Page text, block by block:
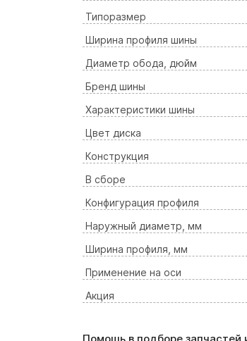
Типоразмер
Ширина профиля шины
Диаметр обода, дюйм
Бренд шины
Характеристики шины
Цвет диска
Конструкция
В сборе
Конфигурация профиля
Наружный диаметр, мм
Ширина профиля, мм
Применение на оси
Акция